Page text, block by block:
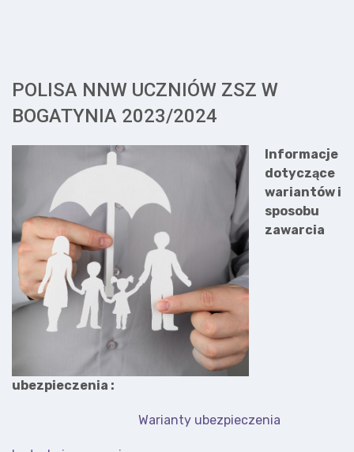
POLISA NNW UCZNIÓW ZSZ W
BOGATYNIA 2023/2024
Informacje
dotyczące
wariantów i
sposobu
zawarcia
ubezpieczenia :
Warianty ubezpieczenia